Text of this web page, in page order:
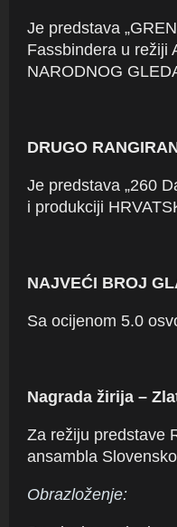
Je predstava
Fassbindera u režiji
NARODNOG
DRUGO
Je predstava „260
i produkciji
NAJVEĆI BROJ
Sa ocijenom 5.0
Nagrada žirija –
Za režiju predstave
ansambla
Obrazloženje: